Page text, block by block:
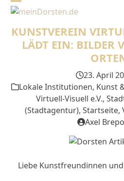
Skip
content
Open
mobile
menu
Close
mobile
menu
KUNSTVEREIN
LÄDT EIN: BILDER
23. April
Lokale Institutionen, Kunst
Virtuell-Visuell e.V.,
(Stadtagentur), Startseite,
Axel
Liebe Kunstfreundinnen